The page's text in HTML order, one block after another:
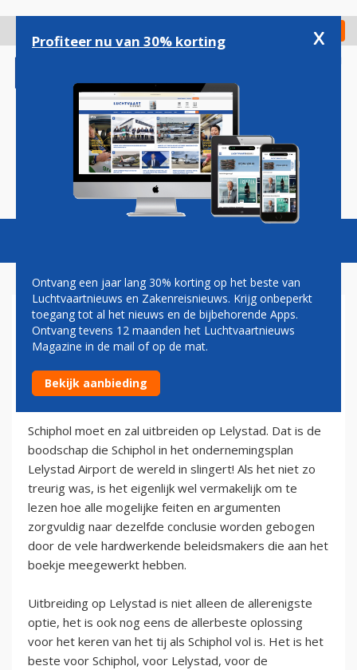
gaan
Check in
Magazine Podcasts Vacatures
JAN COCHERET: TIJD VOOR
EEN ANDER GELUID
19 april 2014
Schiphol moet en zal uitbreiden op Lelystad. Dat is de
boodschap die Schiphol in het ondernemingsplan
Lelystad Airport de wereld in slingert! Als het niet zo
treurig was, is het eigenlijk wel vermakelijk om te
lezen hoe alle mogelijke feiten en argumenten
zorgvuldig naar dezelfde conclusie worden gebogen
door de vele hardwerkende beleidsmakers die aan het
boekje meegewerkt hebben.
Uitbreiding op Lelystad is niet alleen de allerenigste
optie, het is ook nog eens de allerbeste oplossing
voor het keren van het tij als Schiphol vol is. Het is het
beste voor Schiphol, voor Lelystad, voor de
Profiteer nu van 30% korting x
Ontvang een jaar lang 30% korting op het beste van
Luchtvaartnieuws en Zakenreisnieuws. Krijg onbeperkt
toegang tot al het nieuws en de bijbehorende Apps.
Ontvang tevens 12 maanden het Luchtvaartnieuws
Magazine in de mail of op de mat.
Bekijk aanbieding